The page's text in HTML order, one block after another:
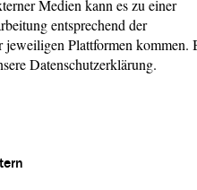
Medien kann es zu einer
entsprechend der
jeweiligen Plattformen kommen.
Datenschutzerklärung.